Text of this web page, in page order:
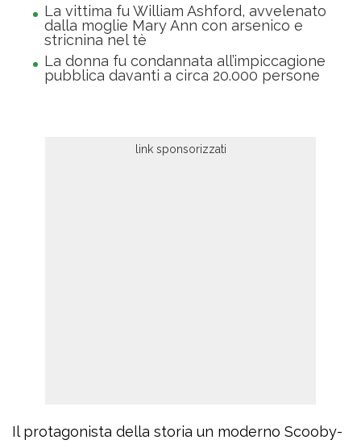
La vittima fu William Ashford, avvelenato
dalla moglie Mary Ann con arsenico e
stricnina nel tè
La donna fu condannata all’impiccagione
pubblica davanti a circa 20.000 persone
Il protagonista della storia un moderno Scooby-